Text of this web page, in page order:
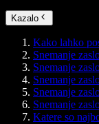
Kazalo
Kako lahko
Snemanje
Snemanje
Snemanje
Snemanje
Snemanje
Katere so